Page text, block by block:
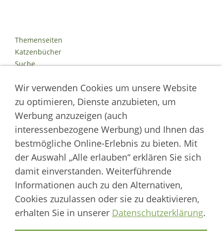
Themenseiten
Katzenbücher
Suche
Impressum
Datenschutz
Cookies
Autor der Welt der Katzen
___________________
Fortpflanzung von Hauskatzen und Wildkatzenarten
Artikel werden regelmäßig aktualisiert und neue Forschungsergebnisse
berücksichtigt.
Wir verwenden Cookies um unsere Website
zu optimieren, Dienste anzubieten, um
Werbung anzuzeigen (auch
interessenbezogene Werbung) und Ihnen das
bestmögliche Online-Erlebnis zu bieten. Mit
der Auswahl „Alle erlauben“ erklären Sie sich
damit einverstanden. Weiterführende
Informationen auch zu den Alternativen,
Cookies zuzulassen oder sie zu deaktivieren,
erhalten Sie in unserer Datenschutzerklärung.